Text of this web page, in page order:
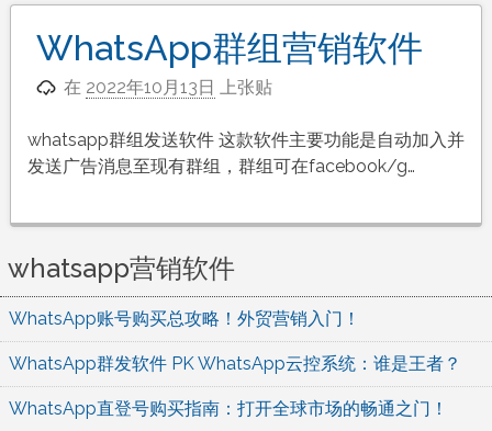
WhatsApp群组营销软件
在 2022年10月13日 上张贴
whatsapp群组发送软件 这款软件主要功能是自动加入并
发送广告消息至现有群组，群组可在facebook/g…
whatsapp营销软件
WhatsApp账号购买总攻略！外贸营销入门！
WhatsApp群发软件 PK WhatsApp云控系统：谁是王者？
WhatsApp直登号购买指南：打开全球市场的畅通之门！